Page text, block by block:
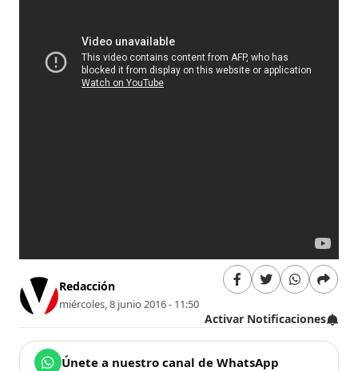
Redacción
miércoles, 8 junio 2016 - 11:50
Activar Notificaciones
Únete a nuestro canal de WhatsApp